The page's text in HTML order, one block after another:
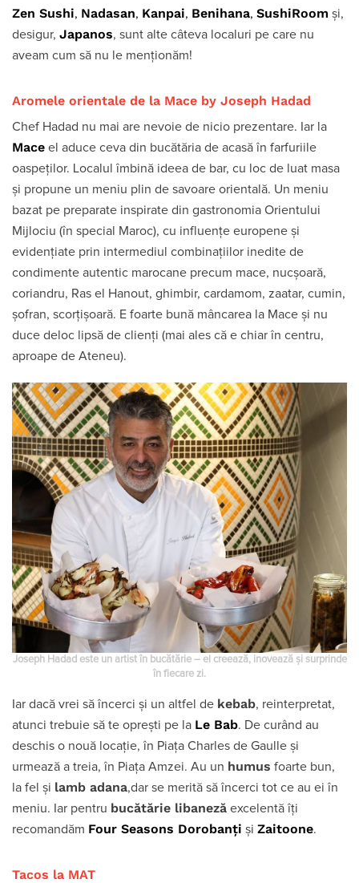
Zen Sushi, Nadasan, Kanpai, Benihana, SushiRoom și,
desigur, Japanos, sunt alte câteva localuri pe care nu
aveam cum să nu le menționăm!
Aromele orientale de la Mace by Joseph Hadad
Chef Hadad nu mai are nevoie de nicio prezentare. Iar la
Mace el aduce ceva din bucătăria de acasă în farfuriile
oaspeților. Localul îmbină ideea de bar, cu loc de luat masa
și propune un meniu plin de savoare orientală. Un meniu
bazat pe preparate inspirate din gastronomia Orientului
Mijlociu (în special Maroc), cu influențe europene și
evidențiate prin intermediul combinațiilor inedite de
condimente autentic marocane precum mace, nucșoară,
coriandru, Ras el Hanout, ghimbir, cardamom, zaatar, cumin,
șofran, scorțișoară. E foarte bună mâncarea la Mace și nu
duce deloc lipsă de clienți (mai ales că e chiar în centru,
aproape de Ateneu).
Joseph Hadad este un artist în bucătărie – el creează, inovează și surprinde
în fiecare zi.
Iar dacă vrei să încerci și un altfel de kebab, reinterpretat,
atunci trebuie să te oprești pe la Le Bab. De curând au
deschis o nouă locație, în Piața Charles de Gaulle și
urmează a treia, în Piața Amzei. Au un humus foarte bun,
la fel și lamb adana,dar se merită să încerci tot ce au ei în
meniu. Iar pentru bucătărie libaneză excelentă îți
recomandăm Four Seasons Dorobanți și Zaitoone.
Tacos la MAT